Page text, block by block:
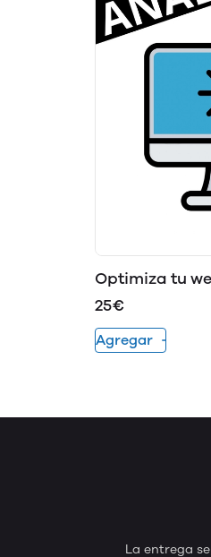
Optimiza tu
25€
Agregar
La entrega